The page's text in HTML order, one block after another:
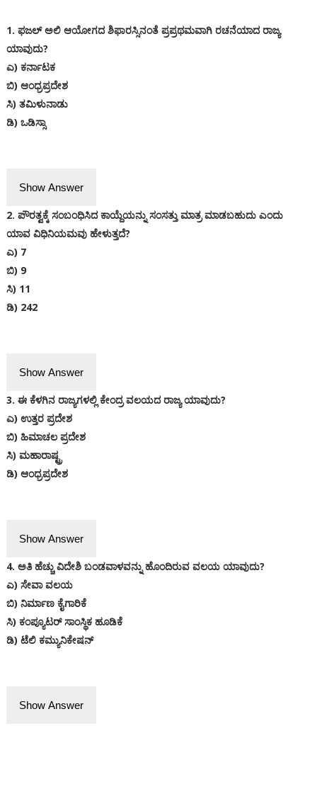
1. ಫಜಲ್ ಅಲಿ ಆಯೋಗದ ಶಿಫಾರಸ್ಸಿನಂತೆ ಪ್ರಪ್ರಥಮವಾಗಿ ರಚನೆಯಾದ ರಾಜ್ಯ
ಯಾವುದು?
ಎ) ಕರ್ನಾಟಕ
ಬಿ) ಆಂಧ್ರಪ್ರದೇಶ
ಸಿ) ತಮಿಳುನಾಡು
ಡಿ) ಒಡಿಸ್ಸಾ
Show Answer
2. ಪೌರತ್ವಕ್ಕೆ ಸಂಬಂಧಿಸಿದ ಕಾಯ್ದೆಯನ್ನು ಸಂಸತ್ತು ಮಾತ್ರ ಮಾಡಬಹುದು ಎಂದು
ಯಾವ ವಿಧಿನಿಯಮವು ಹೇಳುತ್ತದೆ?
ಎ) 7
ಬಿ) 9
ಸಿ) 11
ಡಿ) 242
Show Answer
3. ಈ ಕೆಳಗಿನ ರಾಜ್ಯಗಳಲ್ಲಿ ಕೇಂದ್ರ ವಲಯದ ರಾಜ್ಯ ಯಾವುದು?
ಎ) ಉತ್ತರ ಪ್ರದೇಶ
ಬಿ) ಹಿಮಾಚಲ ಪ್ರದೇಶ
ಸಿ) ಮಹಾರಾಷ್ಟ್ರ
ಡಿ) ಆಂಧ್ರಪ್ರದೇಶ
Show Answer
4. ಅತಿ ಹೆಚ್ಚು ವಿದೇಶಿ ಬಂಡವಾಳವನ್ನು ಹೊಂದಿರುವ ವಲಯ ಯಾವುದು?
ಎ) ಸೇವಾ ವಲಯ
ಬಿ) ನಿರ್ಮಾಣ ಕೈಗಾರಿಕೆ
ಸಿ) ಕಂಪ್ಯೂಟರ್ ಸಾಂಸ್ಥಿಕ ಹೂಡಿಕೆ
ಡಿ) ಟೆಲಿ ಕಮ್ಯುನಿಕೇಷನ್
Show Answer